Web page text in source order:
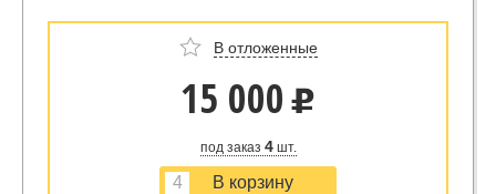
В отложенные
15 000 u
под заказ 4шт.